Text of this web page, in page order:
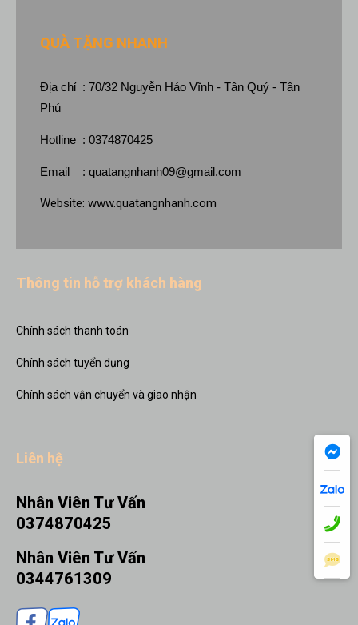
QUÀ TẶNG NHANH
Địa chỉ : 70/32 Nguyễn Háo Vĩnh - Tân Quý - Tân
Phú
Hotline : 0374870425
Email : quatangnhanh09@gmail.com
Website: www.quatangnhanh.com
Thông tin hỗ trợ khách hàng
Chính sách thanh toán
Chính sách tuyển dụng
Chính sách vận chuyển và giao nhận
Liên hệ
Nhân Viên Tư Vấn
0374870425
Nhân Viên Tư Vấn
0344761309